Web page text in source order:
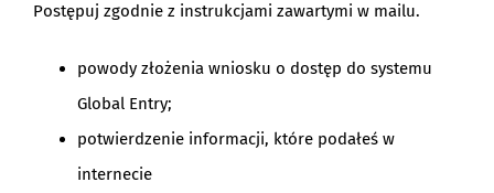
Postępuj zgodnie z instrukcjami zawartymi w mailu.
powody złożenia wniosku o dostęp do systemu
Global Entry;
potwierdzenie informacji, które podałeś w
internecie